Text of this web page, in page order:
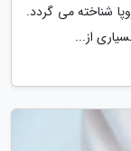
شناخته می گردد.
از...